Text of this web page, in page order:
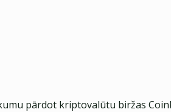
pārdot kriptovalūtu biržas